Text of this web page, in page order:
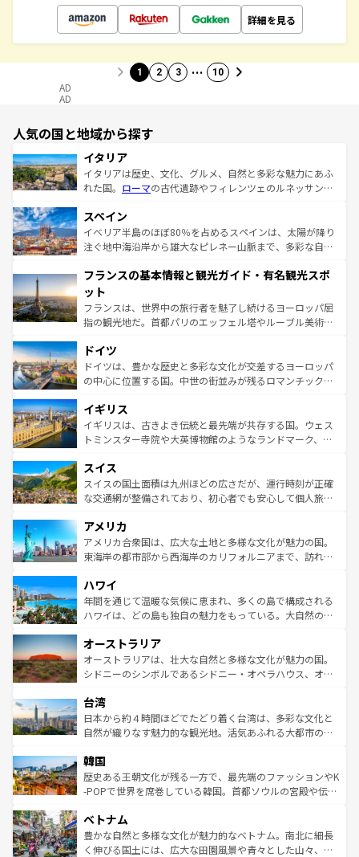
詳細を見る
1 2 3 … 10
AD
AD
人気の国と地域から探す
イタリア
イタリアは歴史、文化、グルメ、自然と多彩な魅力にあふ
れた国。 ローマの古代遺跡やフィレンツェのルネッサンス
ろん、トスカーナの美しい田園風景やアマルフィ海岸の絶
景など、自然景観も見逃せない。観光の合間には、本場の
ピザやパスタなど、絶品のイタリア料理を堪能することも
ませてくれるイタリアで、忘れられない旅をしてみよう！
なお、新着のイタリア情報は
しい。
スペイン
イベリア半島のほぼ80％を占めるスペインは、太陽が降り
注ぐ地中海沿岸から雄大なピレネー山脈まで、多彩な自然
文化が根付くこの国では、情熱的なフラメンコ、熱気あふ
れる闘牛、そして美味しいタパスが生活の一部となってい
る。首都マドリードの洗練された雰囲気や、バルセロナの
アートに溢れた街角から、地方では古代ローマ遺跡や中世
せる。地方によって風土や気候が異なるスペインはその個
性で訪れる人を魅了する。 なお、新着のスペイン情報は コ
ンテンツ一覧を参照してほしい。
フランスの基本情報と観光ガイド・有名観光スポ
ット
フランスは、世界中の旅行者を魅了し続けるヨーロッパ屈
指の観光地だ。首都パリのエッフェル塔やルーブル美術館
で、幅広い魅力が詰まっている。華麗な宮殿、歴史的な大
聖堂、美しいビーチ、そして豊かな自然が、訪れる者を心
から魅了する。また、フランスは美食の国としても知ら
いる。シャンパンの発祥地であるランス、プロヴァンスの
香り高いラベンダー畑など、多彩な楽しみ方が可能だ。さ
らに、パリ以外の地域にも魅力が溢れており、どの街角に
れる地方に足を運ぶとそれぞれで全く異なる文化を体験で
きるだろう。 なお、新着のフランス情報はコンテンツ一覧
を参照してほしい。
ドイツ
ドイツは、豊かな歴史と多彩な文化が交差するヨーロッパ
の中心に位置する国。中世の街並みが残るロマンチック街
顔を持つこの国は、どこを歩いても飽きることがない。ベ
ルリンの文化的活気、バイエルン州のアルプスの絶景、そ
してライン川沿いのワイン畑といった風景は必見。ビール
は、お酒好きな人にはぜひ体験してほしい。 なお、新着の
ドイツ情報はコンテンツ一覧を参照してほしい。
イギリス
イギリスは、古きよき伝統と最先端が共存する国。ウェス
トミンスター寺院や大英博物館のようなランドマーク、歴
リアごとに異なる魅力がある。また、優雅なアフタヌーン
ティー、ビール好きにはたまらない英国パブ、サッカー観
戦など、本場だからこそできる体験も豊富。イギリスを旅
ンツ一覧を参照してほしい。
スイス
スイスの国土面積は九州ほどの広さだが、運行時刻が正確
な交通網が整備されており、初心者でも安心して個人旅行
の建物がそのまま残る町や、スイスならではのユニークな
博物館もあり、アルプス観光だけでなく町歩きも満喫する
ことができる。国民の所得が高いため物価も高いが、旅行
ば市内交通費無料で観光を楽しむこともできる。 なお、新
着のスイス情報はコンテンツ一覧 を参照してほしい。
アメリカ
アメリカ合衆国は、広大な土地と多様な文化が魅力の国。
東海岸の都市部から西海岸のカリフォルニアまで、訪れる
のような巨大都市は、観光、ショッピング、エンターテイ
ンメントが詰まった刺激的なスポットだ。一方、アメリカ
西部には大自然が広がり、グランドキャニオンやイエロー
部のニューオーリンズでは、音楽と美食が融合した独特の
文化が魅力。旅行者はアメリカの各地域で異なる魅力を楽
しみながら、その多様性と豊かな歴史を感じることができ
ならではの贅沢な旅のスタイルだ。 なお、新着のアメリカ
情報はコンテンツ一覧を参照してほしい。
ハワイ
年間を通じて温暖な気候に恵まれ、多くの島で構成される
ハワイは、どの島も独自の魅力をもっている。大自然の神
ワイ島は見逃せない。また、定番の観光地といえばオアフ
島だが、静かな自然を求めるならマウイ島やカウアイ島が
おすすめ。エメラルドグリーンに輝く海をはじめ、豊かな
れるおもてなしの心で訪れる人々を迎えてくれるハワイの
人々、おいしいローカルフードやハワイアンミュージッ
ク、伝統的なフラダンスなど、すべてがハワイの魅力を彩
ワイを、存分に味わってほしい。 なお、新着のハワイ情報
はコンテンツ一覧を参照してほしい。
オーストラリア
オーストラリアは、壮大な自然と多様な文化が魅力の国。
シドニーのシンボルであるシドニー・オペラハウス、オー
リアリーフや大陸中央部にそびえるウルル（エアーズロッ
ク）、タスマニアの美しい原生林やケアンズの熱帯雨林な
ど、見どころがたくさん。また、カフェやワイン、オージ
いる。アクティビティも充実しており、サーフィンやダイ
ビング、ハイキングなど、アウトドア好きにはたまらな
い。オーストラリアの多彩な魅力を存分に味わいつくそ
参照してほしい。
台湾
日本から約４時間ほどでたどり着く台湾は、多彩な文化と
自然が織りなす魅力的な観光地。活気あふれる大都市の台
ン）、静ひつな山岳地帯である台湾東部など、都市の喧騒
と山間の静けさが共存しており、訪れる人に新しい発見と
驚きをもたらしてくれる。また、奥深い台湾の食文化も魅
容にもいいと評判のスイーツなど、バラエティ豊かな料理
が味わえる。 なお、新着の台湾情報は コンテンツ一覧を参
照してほしい。
韓国
歴史ある王朝文化が残る一方で、最先端のファッションやK
-POPで世界を席巻している韓国。首都ソウルの宮殿や伝統
き、地方に足を延ばせば四季折々の自然美を楽しむことが
できる。そして、キムチや焼肉、絶品のストリートフード
まで、さまざまな韓国料理が待っている。夜には、韓国な
ベトナム
豊かな自然と多様な文化が魅力的なベトナム。南北に細長
く伸びる国土には、広大な田園風景や青々とした山々、世